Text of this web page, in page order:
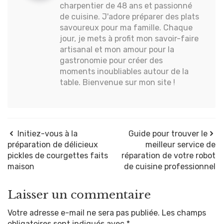
charpentier de 48 ans et passionné
de cuisine. J'adore préparer des plats
savoureux pour ma famille. Chaque
jour, je mets à profit mon savoir-faire
artisanal et mon amour pour la
gastronomie pour créer des
moments inoubliables autour de la
table. Bienvenue sur mon site !
Initiez-vous à la
préparation de délicieux
pickles de courgettes faits
maison
Guide pour trouver le
meilleur service de
réparation de votre robot
de cuisine professionnel
Laisser un commentaire
Votre adresse e-mail ne sera pas publiée. Les champs